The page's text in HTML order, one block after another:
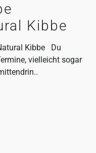
Kibbe
Kibbe Du
vielleicht sogar